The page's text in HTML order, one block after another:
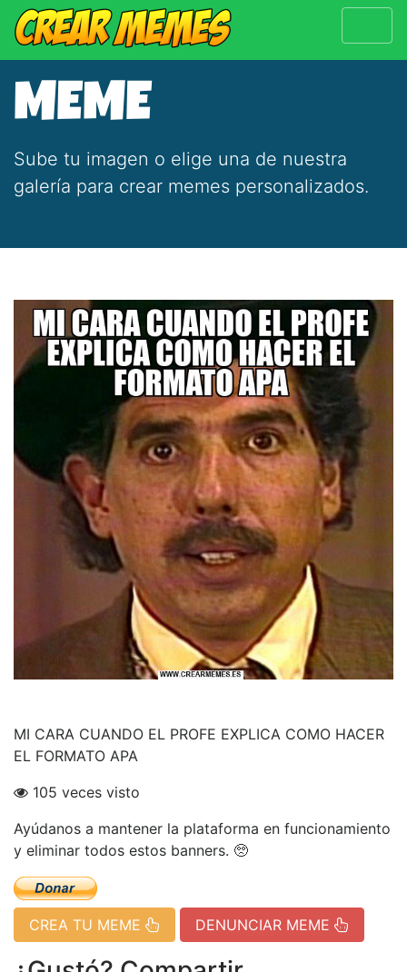
MEME
Sube tu imagen o elige una de nuestra
galería para crear memes personalizados.
MI CARA CUANDO EL PROFE EXPLICA COMO HACER
EL FORMATO APA
105 veces visto
Ayúdanos a mantener la plataforma en funcionamiento
y eliminar todos estos banners. 🥺
CREA TU MEME DENUNCIAR MEME